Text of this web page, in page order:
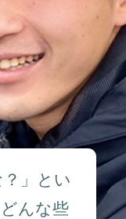
」とい
んな些